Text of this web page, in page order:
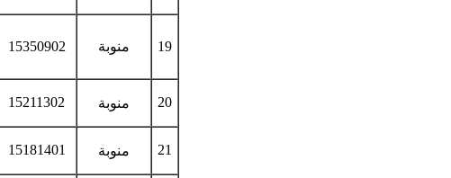
19 منوبة 15350902
20 منوبة 15211302
21 منوبة 15181401